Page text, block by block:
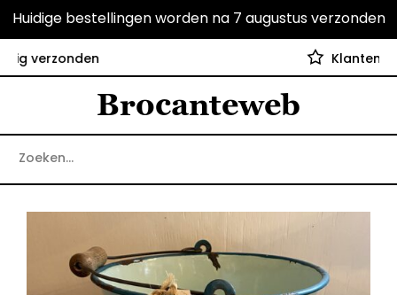
Huidige bestellingen worden na 7 augustus verzonden
Brocanteweb